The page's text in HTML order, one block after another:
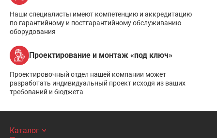
Наши специалисты имеют компетенцию и аккредитацию
по гарантийному и постгарантийному обслуживанию
оборудования
Проектирование и монтаж «под ключ»
Проектировочный отдел нашей компании может
разработать индивидуальный проект исходя из ваших
требований и бюджета
Каталог